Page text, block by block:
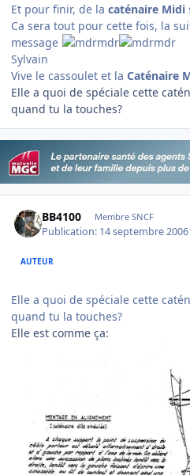
Et pour finir, de la caténaire Midi
Ca sera tout pour cette fois, la
message
Sylvain
Vive le cassoulet et la Caténaire
Elle a quoi de spéciale cette
quand tu la touches?
BB4100 Membre SNCF
Publication: 14 septembre 2006
AUTEUR
Elle a quoi de spéciale cette
quand tu la touches?
Elle est comme ça: